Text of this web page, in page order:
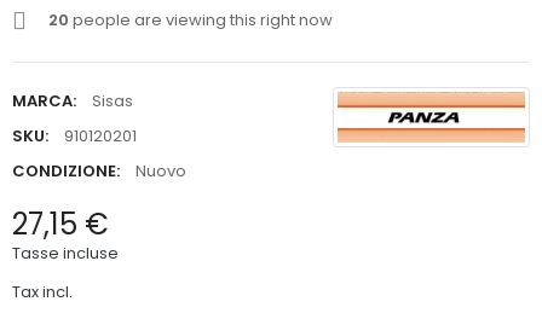
20 people are viewing this right now
MARCA:
Sisas
SKU:
910120201
CONDIZIONE:
Nuovo
27,15 €
Tasse incluse
Tax incl.